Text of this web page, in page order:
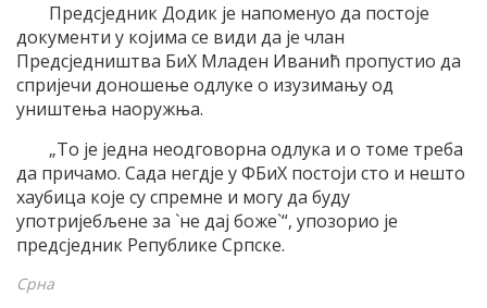
Предсједник Додик је напоменуо да постоје
документи у којима се види да је члан
Предсједништва БиХ Младен Иванић пропустио да
спријечи доношење одлуке о изузимању од
уништења наоружња.
„То је једна неодговорна одлука и о томе треба
да причамо. Сада негдје у ФБиХ постоји сто и нешто
хаубица које су спремне и могу да буду
употријебљене за `не дај боже`“, упозорио је
предсједник Републике Српске.
Срна